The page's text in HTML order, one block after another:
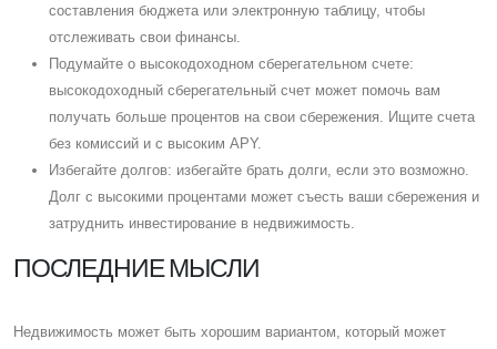
составления бюджета или электронную таблицу, чтобы
отслеживать свои финансы.
Подумайте о высокодоходном сберегательном счете:
высокодоходный сберегательный счет может помочь вам
получать больше процентов на свои сбережения. Ищите счета
без комиссий и с высоким APY.
Избегайте долгов: избегайте брать долги, если это возможно.
Долг с высокими процентами может съесть ваши сбережения и
затруднить инвестирование в недвижимость.
ПОСЛЕДНИЕ МЫСЛИ
Недвижимость может быть хорошим вариантом, который может